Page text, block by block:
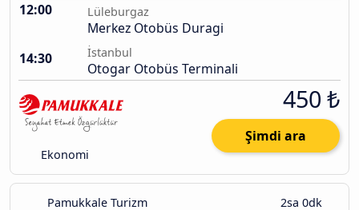
12:00 Lüleburgaz
Merkez Otobüs Duragi
14:30
İstanbul
Otogar Otobüs Terminali
Ekonomi
450 ₺
Şimdi ara
Pamukkale Turizm 2sa 0dk